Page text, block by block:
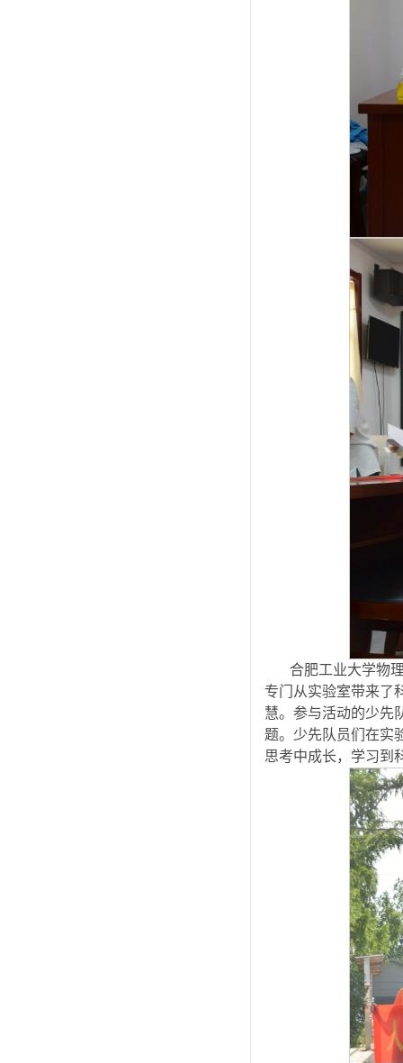
合肥工业大学物
专门从实验室带来了
慧。参与活动的少先
题。少先队员们在实
思考中成长，学习到